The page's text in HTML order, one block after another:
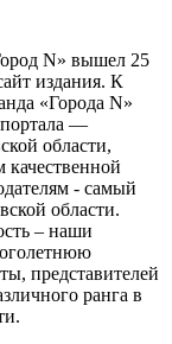
N» вышел 25
издания. К
«Города N»
портала —
области,
качественной
- самый
области.
– наши
представителей
ранга в